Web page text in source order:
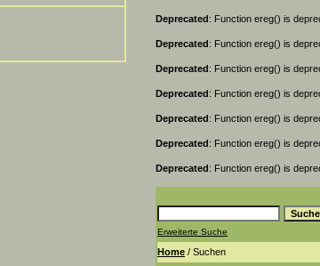
Deprecated: Function ereg() is
Deprecated: Function ereg() is
Deprecated: Function ereg() is
Deprecated: Function ereg() is
Deprecated: Function ereg() is
Deprecated: Function ereg() is
Deprecated: Function ereg() is
Erweiterte Suche
Home / Suchen